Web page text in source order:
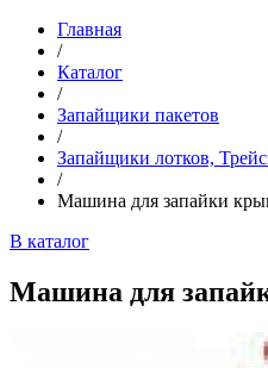
Главная
/
Каталог
/
Запайщики пакетов
/
Запайщики лотков,
/
Машина для запайки
В каталог
Машина для